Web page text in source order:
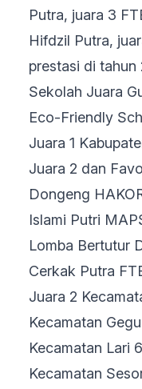
Putra, juara 3
Hifdzil Putra,
prestasi di
Sekolah Juara
Eco-Friendly
Juara 1
Juara 2 dan
Dongeng
Islami Putri
Lomba Bertutur
Cerkak Putra
Juara 2
Kecamatan
Kecamatan Lari
Kecamatan